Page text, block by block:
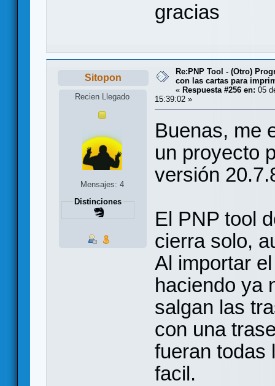
gracias
Sitopon
Recien Llegado
Mensajes: 4
Distinciones
Re:PNP Tool - (Otro)
con las cartas para
« Respuesta #256 en: 05
15:39:02 »
Buenas, me
un proyecto
versión
El PNP tool
cierra solo,
Al importar
haciendo ya
salgan las
con una
fueran todas
facil.